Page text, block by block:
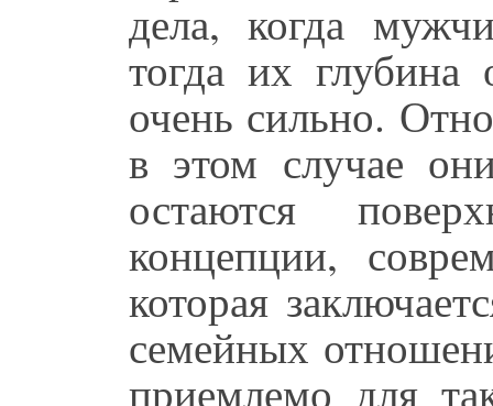
дела, когда
тогда их глубина
очень сильно.
в этом случае
остаются
концепции,
которая
семейных
приемлемо для